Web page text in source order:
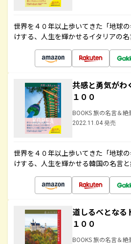
世界を４０年以上歩いてきた「地球
けする、人生を輝かせるイタリアの
共感と勇気がわ
１００
BOOKS 旅の名言＆絶
2022.11.04 発売
世界を４０年以上歩いてきた「地球
けする、人生を輝かせる韓国の名言
道しるべとなる
１００
BOOKS 旅の名言＆絶